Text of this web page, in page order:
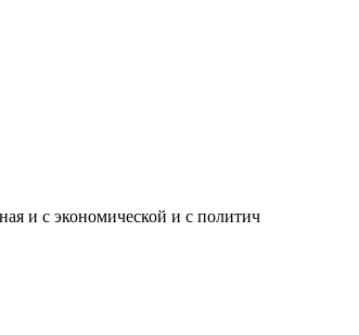
и с экономической и с политич